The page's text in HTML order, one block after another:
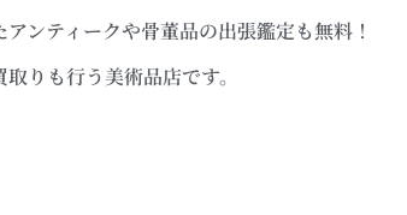
ンティークや骨董品の出張鑑定も無料！
りも行う美術品店です。